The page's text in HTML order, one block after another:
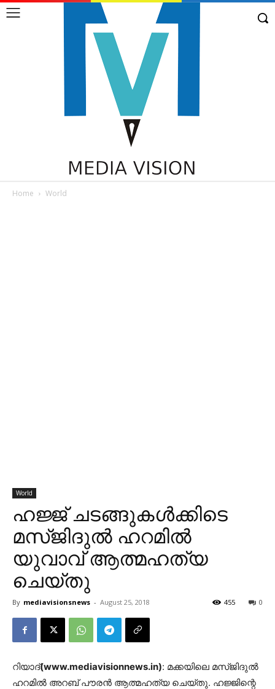
Home World
World
ഹജ്ജ് ചടങ്ങുകള്‍ക്കിടെ
മസ്ജിദുല്‍ ഹറമില്‍
യുവാവ് ആത്മഹത്യ
ചെയ്തു
By mediavisionsnews - August 25, 2018 0
455
റിയാദ്(www.mediavisionnews.in): മക്കയിലെ മസ്ജിദുല്‍
ഹറമില്‍ അറബ് പൗരന്‍ ആത്മഹത്യ ചെയ്തു. ഹജ്ജിന്റെ